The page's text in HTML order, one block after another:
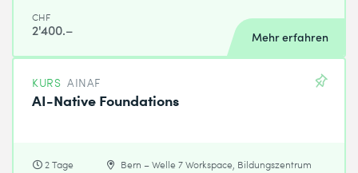
CHF
2'400.– Mehr erfahren
KURS AINAF
AI-Native Foundations
2 Tage
Bern – Welle 7 Workspace, Bildungszentrum